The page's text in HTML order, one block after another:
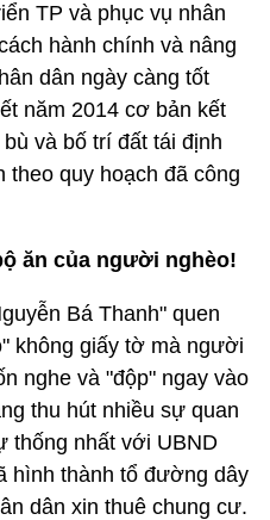
TP và phục vụ nhân
hành chính và nâng
dân ngày càng tốt
năm 2014 cơ bản kết
và bố trí đất tái định
quy hoạch đã công
ăn của người nghèo!
Bá Thanh" quen
không giấy tờ mà người
nghe và "độp" ngay vào
thu hút nhiều sự quan
thống nhất với UBND
hình thành tổ đường dây
dân xin thuê chung cư.